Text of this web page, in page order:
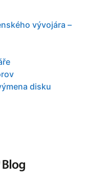
vývojára –
disku